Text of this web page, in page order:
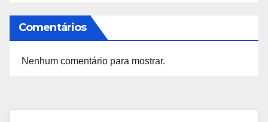
Comentários
Nenhum comentário para mostrar.